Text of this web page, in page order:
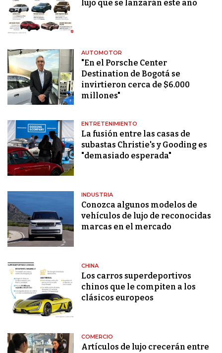
lujo que se lanzarán este año
AUTOMOTOR
"En el Porsche Center
Destination de Bogotá se
invirtieron cerca de $6.000
millones"
ENTRETENIMIENTO
La fusión entre las casas de
subastas Christie's y Gooding es
"demasiado esperada"
INDUSTRIA
Conozca algunos modelos de
vehículos de lujo de reconocidas
marcas en el mercado
CHINA
Los carros superdeportivos
chinos que le compiten a los
clásicos europeos
COMERCIO
Artículos de lujo crecerán entre